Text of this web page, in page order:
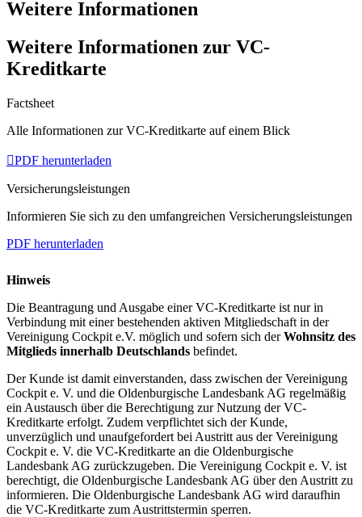
Weitere Informationen
Weitere Informationen zur VC-
Kreditkarte
Factsheet
Alle Informationen zur VC-Kreditkarte auf einem Blick
PDF herunterladen
Versicherungsleistungen
Informieren Sie sich zu den umfangreichen Versicherungsleistungen
PDF herunterladen
Hinweis
Die Beantragung und Ausgabe einer VC-Kreditkarte ist nur in
Verbindung mit einer bestehenden aktiven Mitgliedschaft in der
Vereinigung Cockpit e.V. möglich und sofern sich derWohnsitz des
Mitglieds innerhalb Deutschlands befindet.
Der Kunde ist damit einverstanden, dass zwischen der Vereinigung
Cockpit e. V. und die Oldenburgische Landesbank AG regelmäßig
ein Austausch über die Berechtigung zur Nutzung der VC-
Kreditkarte erfolgt. Zudem verpflichtet sich der Kunde,
unverzüglich und unaufgefordert bei Austritt aus der Vereinigung
Cockpit e. V. die VC-Kreditkarte an die Oldenburgische
Landesbank AG zurückzugeben. Die Vereinigung Cockpit e. V. ist
berechtigt, die Oldenburgische Landesbank AG über den Austritt zu
informieren. Die Oldenburgische Landesbank AG wird daraufhin
die VC-Kreditkarte zum Austrittstermin sperren.